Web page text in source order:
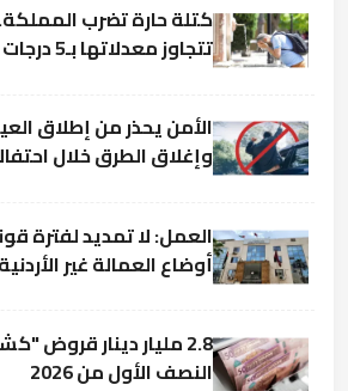
كتلة حارة تضرب
تتجاوز معدلاتها بـ5 درجات
الأمن يحذر من إطلاق
وإغلاق الطرق خلال
العمل: لا تمديد لفترة
أوضاع العمالة غير
2.8 مليار دينار قروض
النصف الأول من 2026